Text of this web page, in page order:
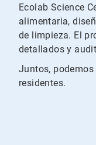
Ecolab Science
alimentaria,
de limpieza. El
detallados y
Juntos,
residentes.